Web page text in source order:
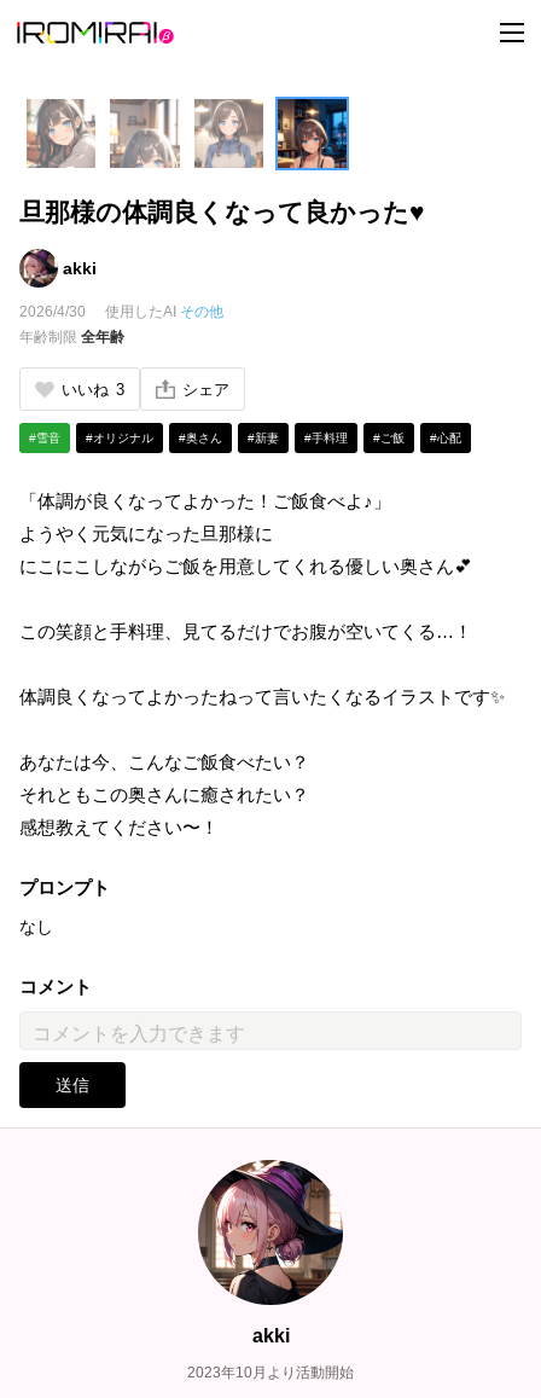
t
o
旦那様の体調良くなって良かった♥
akki
2026/4/30 使用したAI その他
年齢制限 全年齢
いいね 3 シェア
#雪音 #オリジナル #奥さん #新妻 #手料理 #ご飯 #心配
「体調が良くなってよかった！ご飯食べよ♪」
ようやく元気になった旦那様に
にこにこしながらご飯を用意してくれる優しい奥さん💕
この笑顔と手料理、見てるだけでお腹が空いてくる…！
体調良くなってよかったねって言いたくなるイラストです✨
あなたは今、こんなご飯食べたい？
それともこの奥さんに癒されたい？
感想教えてください〜！
プロンプト
なし
コメント
送信
akki
2023年10月より活動開始